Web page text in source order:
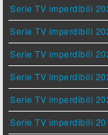
Serie TV imperdibili
Serie TV imperdibili
Serie TV imperdibili
Serie TV imperdibili
Serie TV imperdibili
Serie TV imperdibili